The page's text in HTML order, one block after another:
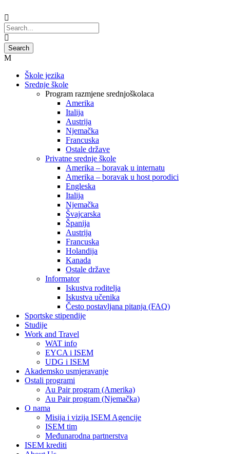
Škole jezika
Srednje škole
Program razmjene srednjoškolaca
Amerika
Italija
Austrija
Njemačka
Francuska
Ostale države
Privatne srednje škole
Amerika – boravak u internatu
Amerika – boravak u host porodici
Engleska
Italija
Njemačka
Švajcarska
Španija
Austrija
Francuska
Holandija
Kanada
Ostale države
Informator
Iskustva roditelja
Iskustva učenika
Često postavljana pitanja (FAQ)
Sportske stipendije
Studije
Work and Travel
WAT info
EYCA i ISEM
UDG i ISEM
Akademsko usmjeravanje
Ostali programi
Au Pair program (Amerika)
Au Pair program (Njemačka)
O nama
Misija i vizija ISEM Agencije
ISEM tim
Međunarodna partnerstva
ISEM krediti